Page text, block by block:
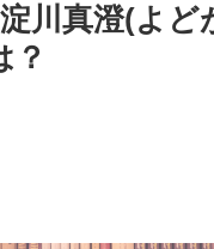
淀川真澄(よ
？